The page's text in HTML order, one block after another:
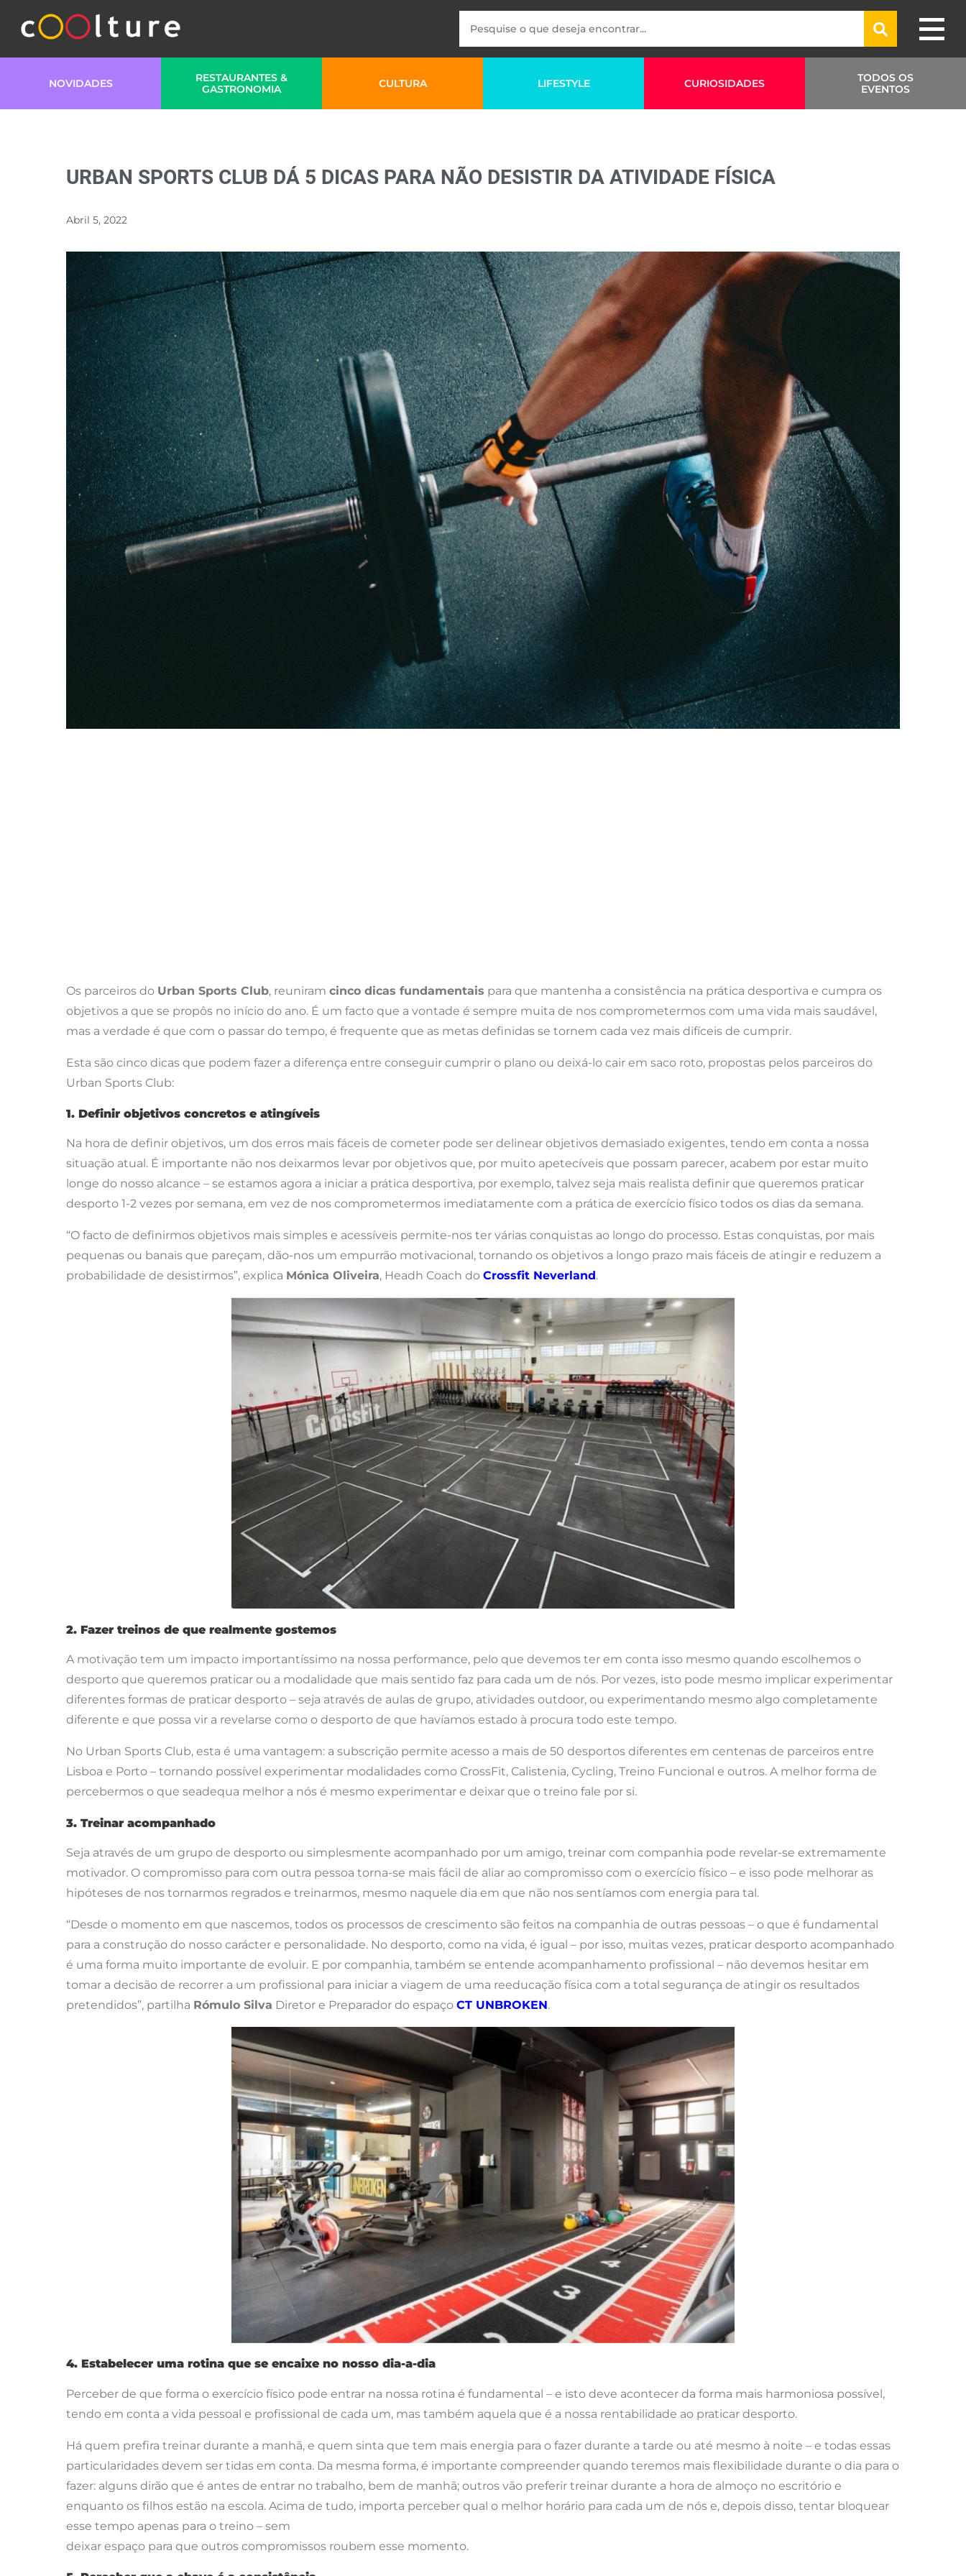
NOVIDADES
RESTAURANTES &
GASTRONOMIA
CULTURA LIFESTYLE CURIOSIDADES
TODOS OS
EVENTOS
URBAN SPORTS CLUB DÁ 5 DICAS PARA NÃO DESISTIR DA ATIVIDADE FÍSICA
Abril 5, 2022
Os parceiros do Urban Sports Club, reuniram cinco dicas fundamentais para que mantenha a consistência na prática desportiva e cumpra os
objetivos a que se propôs no início do ano. É um facto que a vontade é sempre muita de nos comprometermos com uma vida mais saudável,
mas a verdade é que com o passar do tempo, é frequente que as metas definidas se tornem cada vez mais difíceis de cumprir.
Esta são cinco dicas que podem fazer a diferença entre conseguir cumprir o plano ou deixá-lo cair em saco roto, propostas pelos parceiros do
Urban Sports Club:
1. Definir objetivos concretos e atingíveis
Na hora de definir objetivos, um dos erros mais fáceis de cometer pode ser delinear objetivos demasiado exigentes, tendo em conta a nossa
situação atual. É importante não nos deixarmos levar por objetivos que, por muito apetecíveis que possam parecer, acabem por estar muito
longe do nosso alcance – se estamos agora a iniciar a prática desportiva, por exemplo, talvez seja mais realista definir que queremos praticar
desporto 1-2 vezes por semana, em vez de nos comprometermos imediatamente com a prática de exercício físico todos os dias da semana.
“O facto de definirmos objetivos mais simples e acessíveis permite-nos ter várias conquistas ao longo do processo. Estas conquistas, por mais
pequenas ou banais que pareçam, dão-nos um empurrão motivacional, tornando os objetivos a longo prazo mais fáceis de atingir e reduzem a
probabilidade de desistirmos”, explica Mónica Oliveira, Headh Coach do Crossfit Neverland.
2. Fazer treinos de que realmente gostemos
A motivação tem um impacto importantíssimo na nossa performance, pelo que devemos ter em conta isso mesmo quando escolhemos o
desporto que queremos praticar ou a modalidade que mais sentido faz para cada um de nós. Por vezes, isto pode mesmo implicar experimentar
diferentes formas de praticar desporto – seja através de aulas de grupo, atividades outdoor, ou experimentando mesmo algo completamente
diferente e que possa vir a revelarse como o desporto de que havíamos estado à procura todo este tempo.
No Urban Sports Club, esta é uma vantagem: a subscrição permite acesso a mais de 50 desportos diferentes em centenas de parceiros entre
Lisboa e Porto – tornando possível experimentar modalidades como CrossFit, Calistenia, Cycling, Treino Funcional e outros. A melhor forma de
percebermos o que seadequa melhor a nós é mesmo experimentar e deixar que o treino fale por si.
3. Treinar acompanhado
Seja através de um grupo de desporto ou simplesmente acompanhado por um amigo, treinar com companhia pode revelar-se extremamente
motivador. O compromisso para com outra pessoa torna-se mais fácil de aliar ao compromisso com o exercício físico – e isso pode melhorar as
hipóteses de nos tornarmos regrados e treinarmos, mesmo naquele dia em que não nos sentíamos com energia para tal.
“Desde o momento em que nascemos, todos os processos de crescimento são feitos na companhia de outras pessoas – o que é fundamental
para a construção do nosso carácter e personalidade. No desporto, como na vida, é igual – por isso, muitas vezes, praticar desporto acompanhado
é uma forma muito importante de evoluir. E por companhia, também se entende acompanhamento profissional – não devemos hesitar em
tomar a decisão de recorrer a um profissional para iniciar a viagem de uma reeducação física com a total segurança de atingir os resultados
pretendidos”, partilha Rómulo Silva Diretor e Preparador do espaço CT UNBROKEN.
4. Estabelecer uma rotina que se encaixe no nosso dia-a-dia
Perceber de que forma o exercício físico pode entrar na nossa rotina é fundamental – e isto deve acontecer da forma mais harmoniosa possível,
tendo em conta a vida pessoal e profissional de cada um, mas também aquela que é a nossa rentabilidade ao praticar desporto.
Há quem prefira treinar durante a manhã, e quem sinta que tem mais energia para o fazer durante a tarde ou até mesmo à noite – e todas essas
particularidades devem ser tidas em conta. Da mesma forma, é importante compreender quando teremos mais flexibilidade durante o dia para o
fazer: alguns dirão que é antes de entrar no trabalho, bem de manhã; outros vão preferir treinar durante a hora de almoço no escritório e
enquanto os filhos estão na escola. Acima de tudo, importa perceber qual o melhor horário para cada um de nós e, depois disso, tentar bloquear
esse tempo apenas para o treino – sem
deixar espaço para que outros compromissos roubem esse momento.